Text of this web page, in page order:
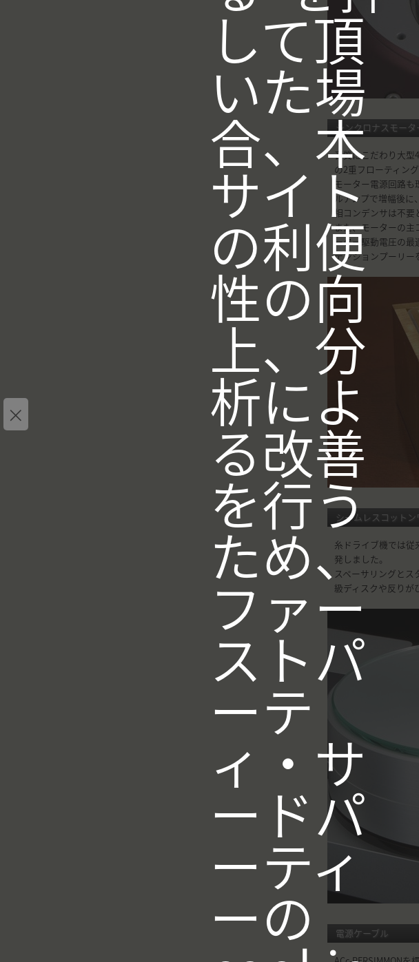
シンクロナスモータ
音質にこだわり大型
の2重フローティン
モーター電源回路も
ルアンプで増幅後
相コンデンサは不要
また、モーターの主
ーター駆動電圧の最
テンションプーリー
シームレスコット
糸ドライブ機では従
発しました。
スペーサリングと
級ディスクや反りが
電源ケーブル
×
して頂
いた場
合、本
サイト
の利便
性の向
上、分
析によ
る改善
を行う
ため、
ファー
ストパ
ーテ
ィ・サ
ードパ
ーティ
ーの